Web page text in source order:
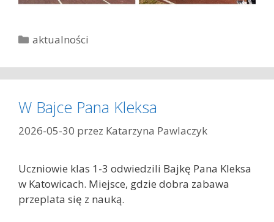
K
t
e
g
o
r
aktualności
W Bajce Pana Kleksa
2026-05-30 przez Katarzyna Pawlaczyk
Uczniowie klas 1-3 odwiedzili Bajkę Pana Kleksa
w Katowicach. Miejsce, gdzie dobra zabawa
przeplata się z nauką.